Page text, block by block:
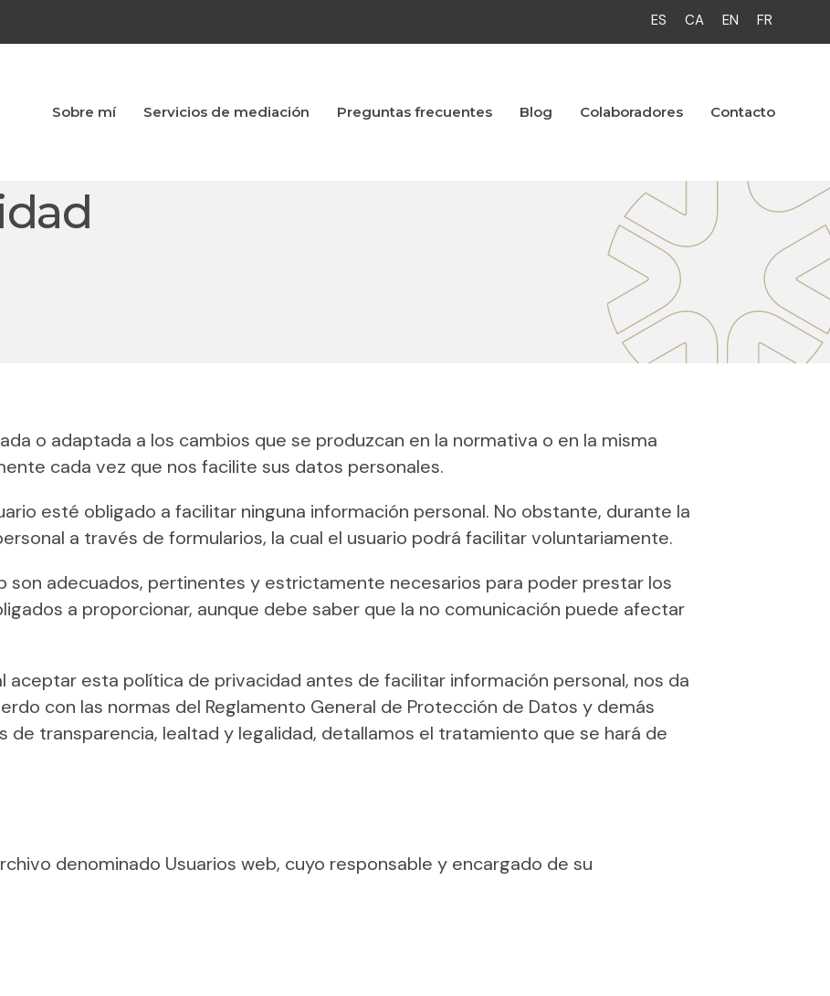
ES CA EN FR
Sobre mí Servicios de mediación Preguntas frecuentes Blog Colaboradores Contacto
o adaptada a los cambios que se produzcan en la normativa o en la misma
cada vez que nos facilite sus datos personales.
esté obligado a facilitar ninguna información personal. No obstante, durante la
a través de formularios, la cual el usuario podrá facilitar voluntariamente.
son adecuados, pertinentes y estrictamente necesarios para poder prestar los
a proporcionar, aunque debe saber que la no comunicación puede afectar
esta política de privacidad antes de facilitar información personal, nos da
con las normas del Reglamento General de Protección de Datos y demás
de transparencia, lealtad y legalidad, detallamos el tratamiento que se hará de
denominado Usuarios web, cuyo responsable y encargado de su